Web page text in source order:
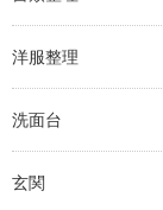
洋服整理
洗面台
玄関